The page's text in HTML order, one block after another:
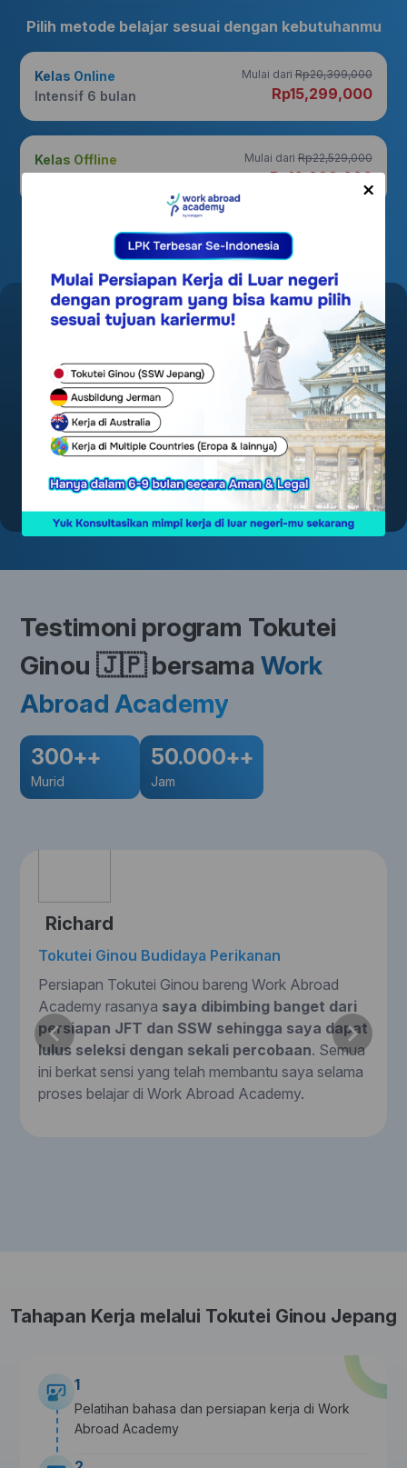
Pilih metode belajar sesuai dengan kebutuhanmu
Kelas Online
Intensif 6 bulan
Mulai dariRp20,399,000
Rp15,299,000
Kelas Offline
Mulai dariRp22,529,000
Rp16,899,000
Bisa dicicil hingga 3 kali
Konsultasikan kebutuhan kamu dan
dapatkan diskon spesial hingga 2 Juta!
Konsultasi Sekarang
Testimoni program Tokutei
Ginou 🇯🇵bersamaWork
Abroad Academy
300++
Murid
50.000++
Jam
Richard
Tokutei Ginou Budidaya Perikanan
Persiapan Tokutei Ginou bareng Work Abroad
Academy rasanya saya dibimbing banget dari
persiapan JFT dan SSW sehingga saya dapat
lulus seleksi dengan sekali percobaan. Semua
ini berkat sensi yang telah membantu saya selama
proses belajar di Work Abroad Academy.
Tahapan Kerja melalui Tokutei Ginou Jepang
1
Pelatihan bahasa dan persiapan kerja di Work
Abroad Academy
×